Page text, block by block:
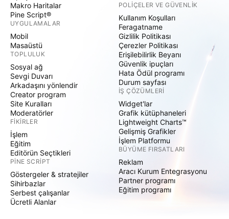
Makro Haritalar
Pine Script®
UYGULAMALAR
Mobil
Masaüstü
TOPLULUK
Sosyal ağ
Sevgi Duvarı
Arkadaşını yönlendir
Creator program
Site Kuralları
Moderatörler
FIKIRLER
İşlem
Eğitim
Editörün Seçtikleri
PINE SCRIPT
Göstergeler & stratejiler
Sihirbazlar
Serbest çalışanlar
Ücretli Alanlar
POLIÇELER VE GÜVENLIK
Kullanım Koşulları
Feragatname
Gizlilik Politikası
Çerezler Politikası
Erişilebilirlik Beyanı
Güvenlik ipuçları
Hata Ödül programı
Durum sayfası
İŞ ÇÖZÜMLERI
Widget'lar
Grafik kütüphaneleri
Lightweight Charts™
Gelişmiş Grafikler
İşlem Platformu
BÜYÜME FIRSATLARI
Reklam
Aracı Kurum Entegrasyonu
Partner programı
Eğitim programı